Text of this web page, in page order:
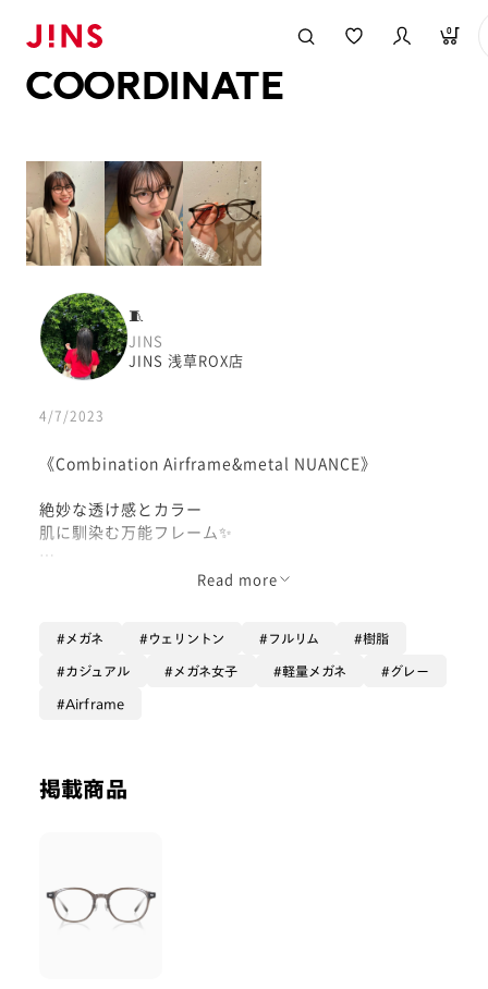
0
COORDINATE
🧵
JINS
JINS 浅草ROX店
4/7/2023
《Combination Airframe&metal NUANCE》
絶妙な透け感とカラー
肌に馴染む万能フレーム✨
トレンド感のあるウェリントンフレームです！
ジャケットのうっすらグリーンとも相待って、黒縁では
出せない軽やかで春らしい印象になります🙆‍♀️
軽量素材でかけ心地も抜群な一本、
Read more
メガネ ウェリントン フルリム 樹脂
カジュアル メガネ女子 軽量メガネ グレー
Airframe
掲載商品